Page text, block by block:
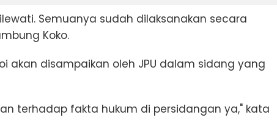
Semuanya sudah dilaksanakan secara
Koko.
akan disampaikan oleh JPU dalam sidang yang
terhadap fakta hukum di persidangan ya," kata